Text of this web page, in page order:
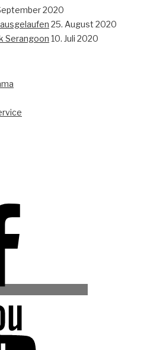
2020
25. August 2020
Serangoon 10. Juli 2020